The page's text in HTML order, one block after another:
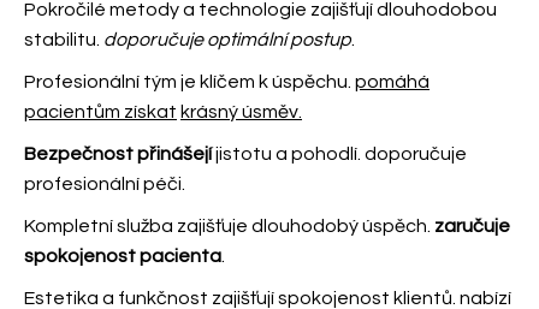
Pokročilé metody a technologie zajišťují dlouhodobou
stabilitu. doporučuje optimální postup
Profesionální tým je klíčem k úspěchu. pomáhá
pacientům získat krásný úsměv.
Bezpečnost přinášejíjistotu a pohodlí. doporučuje
profesionální péči.
Kompletní služba zajišťuje dlouhodobý úspěch. zaručuje
spokojenost pacienta
Estetika a funkčnost zajišťují spokojenost klientů. nabízí